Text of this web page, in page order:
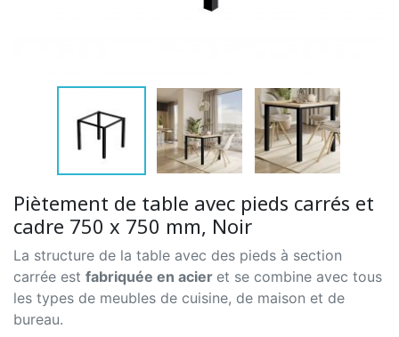
Piètement de table avec pieds carrés et
cadre 750 x 750 mm, Noir
La structure de la table avec des pieds à section
carrée est fabriquée en acier et se combine avec tous
les types de meubles de cuisine, de maison et de
bureau.